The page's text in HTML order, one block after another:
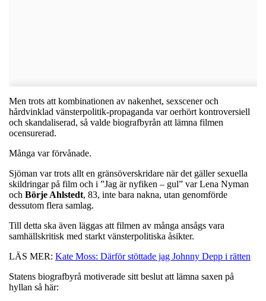
Men trots att kombinationen av nakenhet, sexscener och
hårdvinklad vänsterpolitik-propaganda var oerhört kontroversiell
och skandaliserad, så valde biografbyrån att lämna filmen
ocensurerad.
Många var förvånade.
Sjöman var trots allt en gränsöverskridare när det gäller sexuella
skildringar på film och i ”Jag är nyfiken – gul” var Lena Nyman
och Börje Ahlstedt, 83, inte bara nakna, utan genomförde
dessutom flera samlag.
Till detta ska även läggas att filmen av många ansågs vara
samhällskritisk med starkt vänsterpolitiska åsikter.
LÄS MER: Kate Moss: Därför stöttade jag Johnny Depp i rätten
Statens biografbyrå motiverade sitt beslut att lämna saxen på
hyllan så här: